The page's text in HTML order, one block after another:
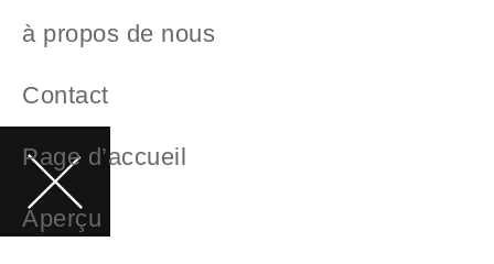
à propos de nous
Contact
Page d’accueil
Aperçu